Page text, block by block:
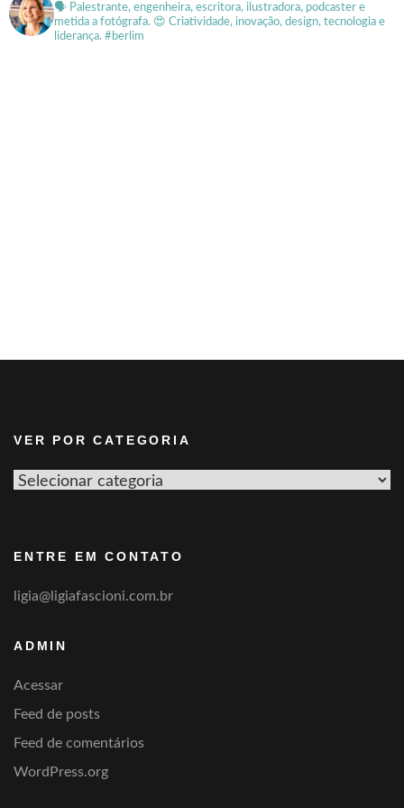
🗣 Palestrante, engenheira, escritora, ilustradora, podcaster e
metida a fotógrafa. 😍 Criatividade, inovação, design, tecnologia e
liderança. #berlim
VER POR CATEGORIA
Ver
ENTRE EM CONTATO
ligia@ligiafascioni.com.br
ADMIN
Acessar
Feed de posts
Feed de comentários
WordPress.org